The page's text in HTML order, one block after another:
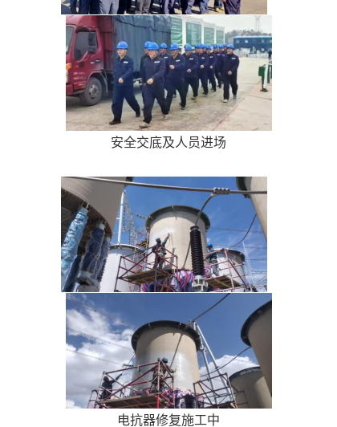
安全交底及人员进场
电抗器修复施工中